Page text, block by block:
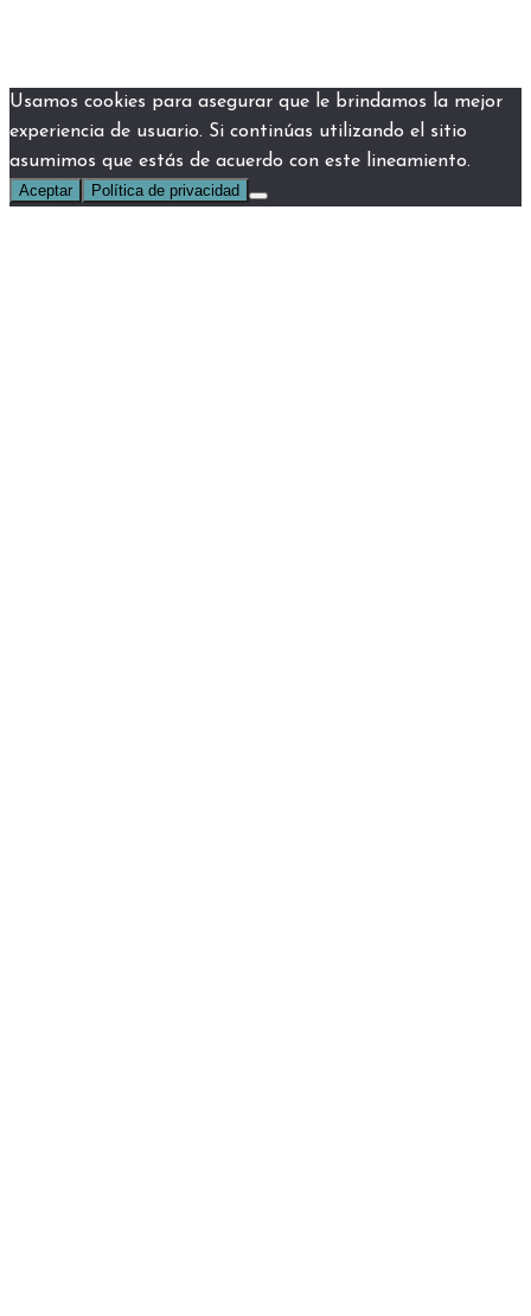
Usamos cookies para asegurar que le brindamos la mejor
experiencia de usuario. Si continúas utilizando el sitio
asumimos que estás de acuerdo con este lineamiento.
Aceptar Política de privacidad